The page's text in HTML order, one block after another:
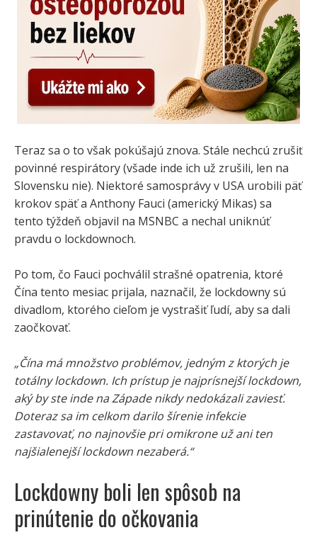
Teraz sa o to však pokúšajú znova. Stále nechcú zrušiť
povinné respirátory (všade inde ich už zrušili, len na
Slovensku nie). Niektoré samosprávy v USA urobili päť
krokov späť a Anthony Fauci (americký Mikas) sa
tento týždeň objavil na MSNBC a nechal uniknúť
pravdu o lockdownoch.
Po tom, čo Fauci pochválil strašné opatrenia, ktoré
Čína tento mesiac prijala, naznačil, že lockdowny sú
divadlom, ktorého cieľom je vystrašiť ľudí, aby sa dali
zaočkovať.
„Čína má množstvo problémov, jedným z ktorých je
totálny lockdown. Ich prístup je najprísnejší lockdown,
aký by ste inde na Západe nikdy nedokázali zaviesť.
Doteraz sa im celkom darilo šírenie infekcie
zastavovať, no najnovšie pri omikrone už ani ten
najšialenejší lockdown nezaberá.“
Lockdowny boli len spôsob na
prinútenie do očkovania